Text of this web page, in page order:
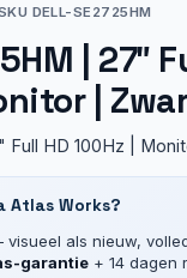
DELL-SE2725HM
| 27″
|
Full HD 100Hz |
Atlas Works?
als nieuw,
garantie + 14 dagen